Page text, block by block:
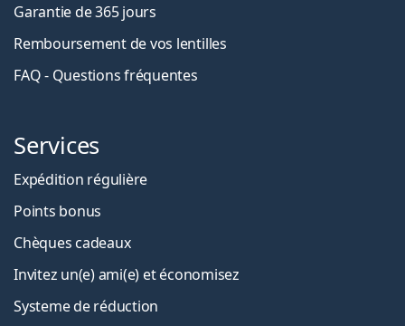
Garantie de 365 jours
Remboursement de vos lentilles
FAQ - Questions fréquentes
Services
Expédition régulière
Points bonus
Chèques cadeaux
Invitez un(e) ami(e) et économisez
Systeme de réduction